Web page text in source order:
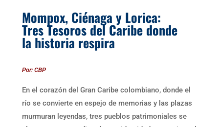
Mompox, Ciénaga y Lorica:
Tres Tesoros del Caribe donde
la historia respira
Por: CBP
En el corazón del Gran Caribe colombiano, donde el
río se convierte en espejo de memorias y las plazas
murmuran leyendas, tres pueblos patrimoniales se